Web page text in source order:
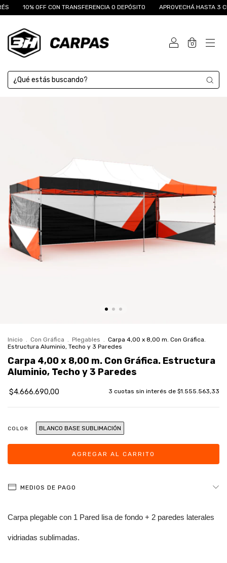
OFF CON TRANSFERENCIA O DEPÓSITO APROVECHÁ HASTA 3 CUOTAS
0
Inicio . Con Gráfica . Plegables . Carpa 4,00 x 8,00 m. Con Gráfica.
Estructura Aluminio, Techo y 3 Paredes
Carpa 4,00 x 8,00 m. Con Gráfica. Estructura
Aluminio, Techo y 3 Paredes
$4.666.690,00 3 cuotas sin interés de $1.555.563,33
COLOR BLANCO BASE SUBLIMACIÓN
MEDIOS DE PAGO
Carpa plegable con 1 Pared lisa de fondo + 2 paredes laterales
vidriadas sublimadas.